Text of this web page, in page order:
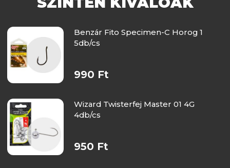
Benzár Fito Specimen-C Horog 1
5db/cs
990 Ft
Wizard Twisterfej Master 01 4G
4db/cs
950 Ft